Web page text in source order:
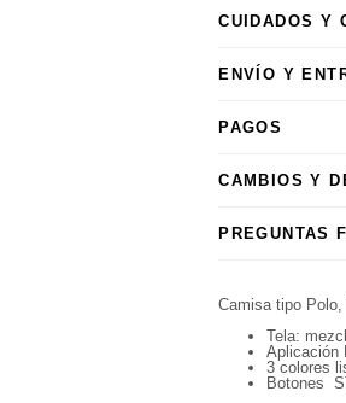
CUIDADOS Y
ENVÍO Y
PAGOS
CAMBIOS Y
PREGUNTAS
Camisa tipo
Tela:
Aplicación
3 colores
Botones